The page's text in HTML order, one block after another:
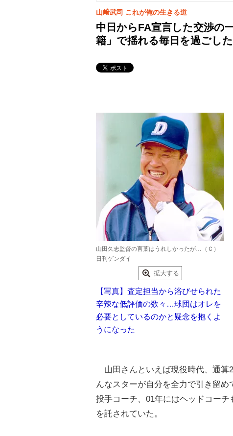
山﨑武司 これが俺の生きる道
中日からFA宣言した交渉の
籍」で揺れる毎日を過ごした
山田久志監督の言葉はうれしかったが…（Ｃ）
日刊ゲンダイ
拡大する
【写真】査定担当から浴びせられた
辛辣な低評価の数々…球団はオレを
必要としているのかと疑念を抱くよ
うになった
山田さんといえば現役時代、通算
んなスターが自分を全力で引き留め
投手コーチ、01年にはヘッドコー
を託されていた。